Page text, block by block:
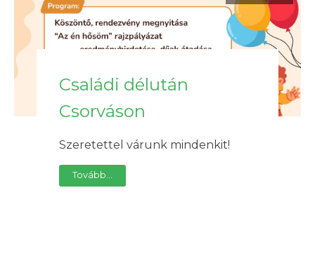
Családi délután
Csorváson
Szeretettel várunk mindenkit!
Tovább...